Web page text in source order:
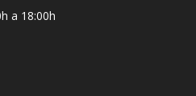
a 18:00h